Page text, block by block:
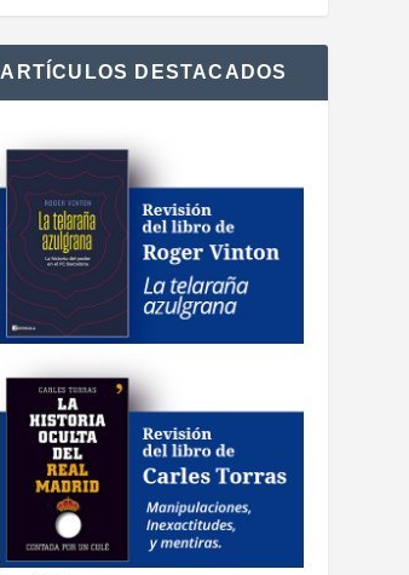
ARTÍCULOS DESTACADOS